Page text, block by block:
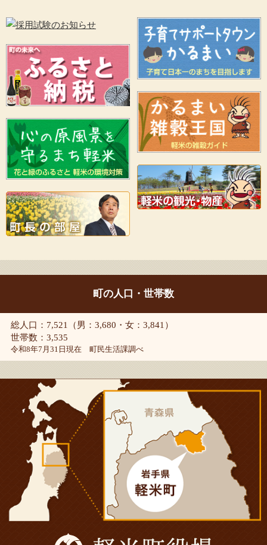
町の人口・世帯数
総人口：7,521（男：3,680・女：3,841）
世帯数：3,535
令和8年7月31日現在 町民生活課調べ